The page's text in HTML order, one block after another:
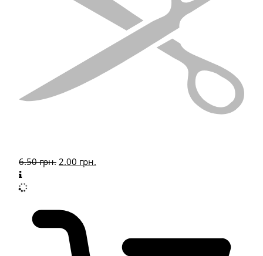
6.50грн. 2.00 грн.